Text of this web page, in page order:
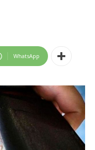
WhatsApp